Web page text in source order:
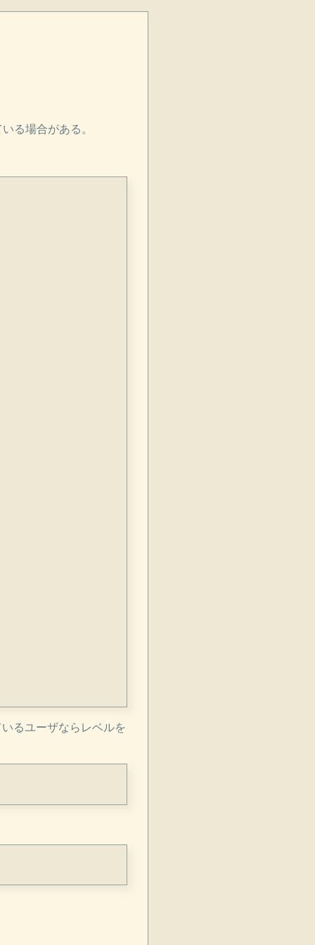
る場合がある。
るユーザならレベルを